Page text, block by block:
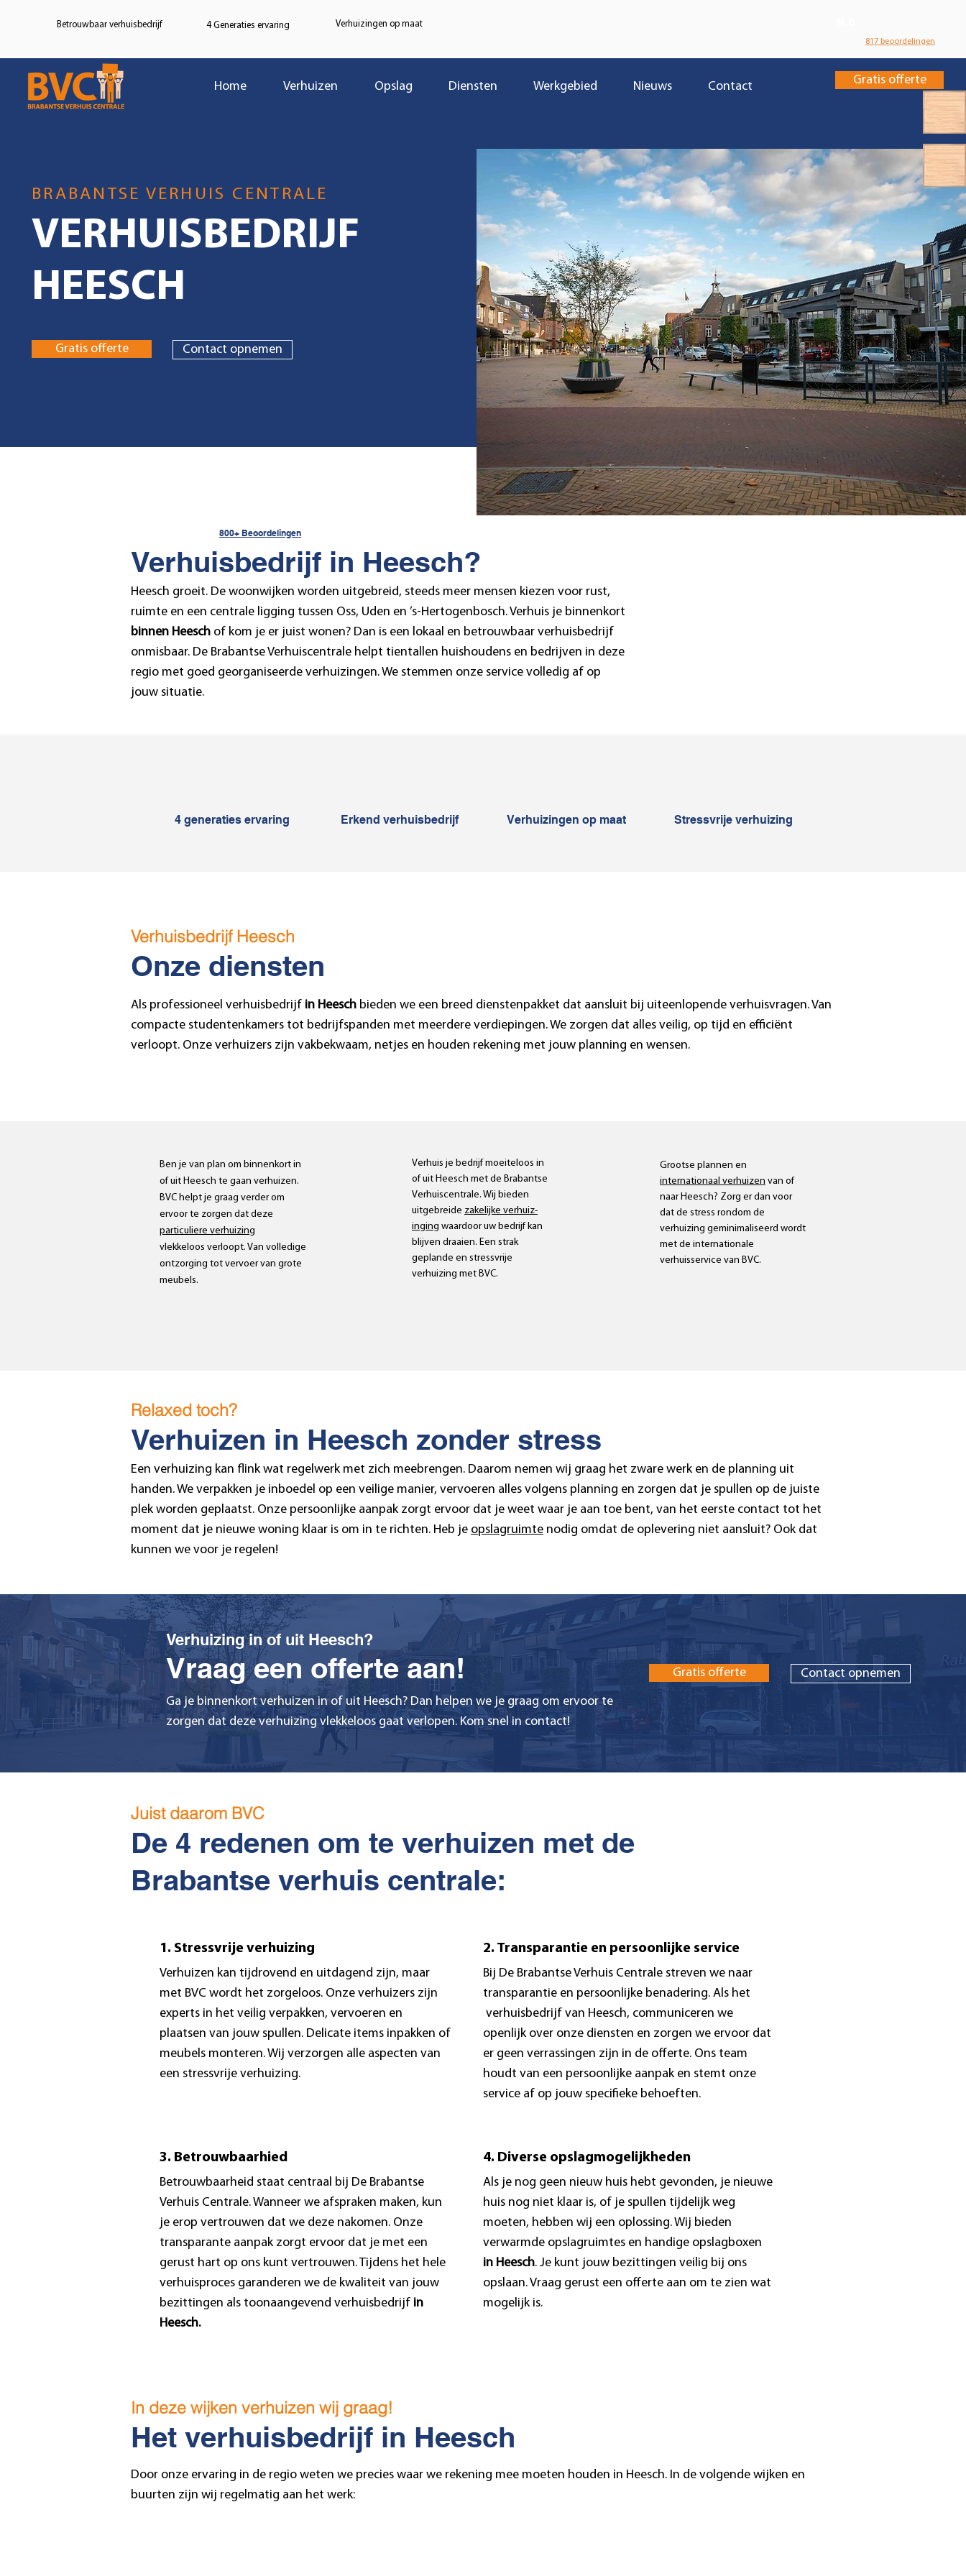
Betrouwbaar verhuisbedrijf 4 Generaties ervaring Verhuizingen op maat
817 beoordelingen
Home Verhuizen Opslag Diensten Werkgebied Nieuws Contact Gratis offerte
BRABANTSE VERHUIS CENTRALE
VERHUISBEDRIJF
HEESCH
Gratis offerte Contact opnemen
800+ Beoordelingen
Verhuisbedrijf in Heesch?
Heesch groeit. De woonwijken worden uitgebreid, steeds meer mensen kiezen voor rust,
ruimte en een centrale ligging tussen Oss, Uden en ’s-Hertogenbosch. Verhuis je binnenkort
binnen Heesch of kom je er juist wonen? Dan is een lokaal en betrouwbaar verhuisbedrijf
onmisbaar. De Brabantse Verhuiscentrale helpt tientallen huishoudens en bedrijven in deze
regio met goed georganiseerde verhuizingen. We stemmen onze service volledig af op
jouw situatie.
4 generaties ervaring Erkend verhuisbedrijf Verhuizingen op maat Stressvrije verhuizing
Verhuisbedrijf Heesch
Onze diensten
Als professioneel verhuisbedrijf in Heesch bieden we een breed dienstenpakket dat aansluit bij uiteenlopende verhuisvragen. Van
compacte studentenkamers tot bedrijfspanden met meerdere verdiepingen. We zorgen dat alles veilig, op tijd en efficiënt
verloopt. Onze verhuizers zijn vakbekwaam, netjes en houden rekening met jouw planning en wensen.
Ben je van plan om binnenkort in
of uit Heesch te gaan verhuizen.
BVC helpt je graag verder om
ervoor te zorgen dat deze
particuliere verhuizing
vlekkeloos verloopt. Van volledige
ontzorging tot vervoer van grote
meubels.
Verhuis je bedrijf moeiteloos in
of uit Heesch met de Brabantse
Verhuiscentrale. Wij bieden
uitgebreide zakelijke verhuiz-
inging waardoor uw bedrijf kan
blijven draaien. Een strak
geplande en stressvrije
verhuizing met BVC.
Grootse plannen en
internationaal verhuizen van of
naarHeesch? Zorg er dan voor
dat de stress rondom de
verhuizing geminimaliseerd wordt
met de internationale
verhuisservice van BVC.
Relaxed toch?
Verhuizen in Heesch zonder stress
Een verhuizing kan flink wat regelwerk met zich meebrengen. Daarom nemen wij graag het zware werk en de planning uit
handen. We verpakken je inboedel op een veilige manier, vervoeren alles volgens planning en zorgen dat je spullen op de juiste
plek worden geplaatst. Onze persoonlijke aanpak zorgt ervoor dat je weet waar je aan toe bent, van het eerste contact tot het
moment dat je nieuwe woning klaar is om in te richten. Heb je opslagruimte nodig omdat de oplevering niet aansluit? Ook dat
kunnen we voor je regelen!
Verhuizing in of uit Heesch?
Ga je binnenkort verhuizen in of uit Heesch? Dan helpen we je graag om ervoor te
zorgen dat deze verhuizing vlekkeloos gaat verlopen. Kom snel in contact!
Vraag een offerte aan! Gratis offerte Contact opnemen
Juist daarom BVC
De 4 redenen om te verhuizen met de
Brabantse verhuis centrale:
1. Stressvrije verhuizing
Verhuizen kan tijdrovend en uitdagend zijn, maar
met BVC wordt het zorgeloos. Onze verhuizers zijn
experts in het veilig verpakken, vervoeren en
plaatsen van jouw spullen. Delicate items inpakken of
meubels monteren. Wij verzorgen alle aspecten van
een stressvrije verhuizing.
2. Transparantie en persoonlijke service
Bij De Brabantse Verhuis Centrale streven we naar
transparantie en persoonlijke benadering. Als het
verhuisbedrijf van Heesch, communiceren we
openlijk over onze diensten en zorgen we ervoor dat
er geen verrassingen zijn in de offerte. Ons team
houdt van een persoonlijke aanpak en stemt onze
service af op jouw specifieke behoeften.
3. Betrouwbaarhied
Betrouwbaarheid staat centraal bij De Brabantse
Verhuis Centrale. Wanneer we afspraken maken, kun
je erop vertrouwen dat we deze nakomen. Onze
transparante aanpak zorgt ervoor dat je met een
gerust hart op ons kunt vertrouwen. Tijdens het hele
verhuisproces garanderen we de kwaliteit van jouw
bezittingen als toonaangevend verhuisbedrijf in
Heesch.
4. Diverse opslagmogelijkheden
Als je nog geen nieuw huis hebt gevonden, je nieuwe
huis nog niet klaar is, of je spullen tijdelijk weg
moeten, hebben wij een oplossing. Wij bieden
verwarmde opslagruimtes en handige opslagboxen
in Heesch. Je kunt jouw bezittingen veilig bij ons
opslaan. Vraag gerust een offerte aan om te zien wat
mogelijk is.
In deze wijken verhuizen wij graag!
Het verhuisbedrijf in Heesch
Door onze ervaring in de regio weten we precies waar we rekening mee moeten houden in Heesch. In de volgende wijken en
buurten zijn wij regelmatig aan het werk: